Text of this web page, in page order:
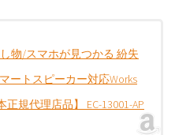
物/スマホが見つかる 紛失
ートスピーカー対応Works
規代理店品】 EC-13001-AP